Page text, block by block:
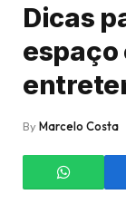
Dicas
espaço
ByMarcelo Costa